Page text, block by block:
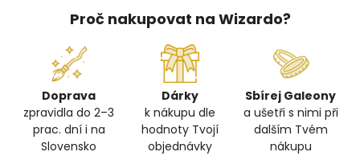
Proč nakupovat na Wizardo?
Doprava
zpravidla do 2–3
prac. dní i na
Slovensko
Dárky
k nákupu dle
hodnoty Tvojí
objednávky
Sbírej Galeony
a ušetři s nimi při
dalším Tvém
nákupu